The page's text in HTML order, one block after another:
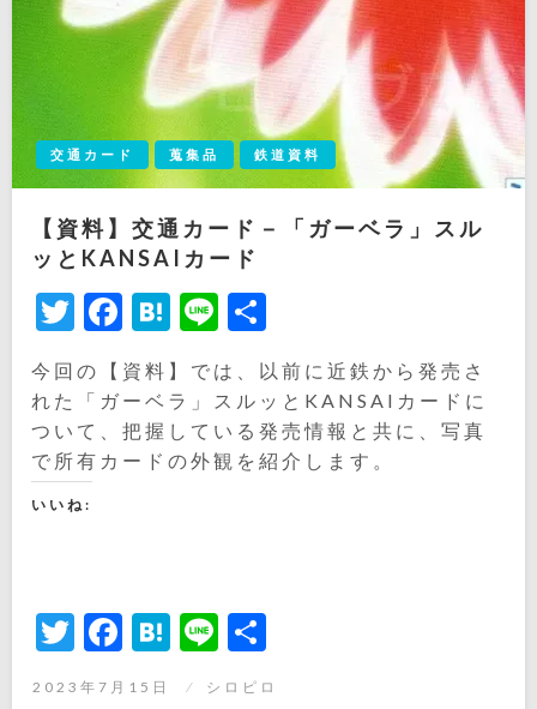
交通カード 蒐集品 鉄道資料
【資料】交通カード－「ガーベラ」スル
ッとKANSAIカード
Twitter
Facebook
Hatena
Line
有
今回の【資料】では、以前に近鉄から発売さ
れた「ガーベラ」スルッとKANSAIカードに
ついて、把握している発売情報と共に、写真
で所有カードの外観を紹介します。
いいね:
Twitter
Facebook
Hatena
Line
有
投
2023年7月15日 シロピロ